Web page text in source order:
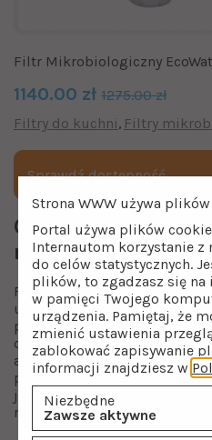
Filtr Mikrobiologiczny
1140.00 zł 1275.00 zł
Filtry do kuchni Filtry
Sprawdź dostępność
Czym wyróżnia
mikrobiologiczny?
Filtr mikrobiologiczny
uzdatniania wody, który
picia, usuwając bakterie,
demineralizując wody.
antybakteryjne nie
pijesz. Filtry
jednorodzinnych,
restauracjach.
Strona WWW używa
Portal używa plików
Internautom korzystanie z
do celów statystycznych.
plików, to zgadzasz się na
w pamięci Twojego
urządzenia. Pamiętaj, że
zmienić ustawienia
zablokować zapisywanie
informacji znajdziesz w
Niezbędne
Zawsze aktywne